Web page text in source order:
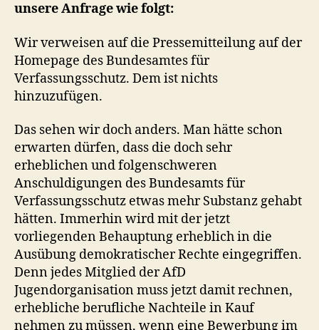
unsere Anfrage wie folgt:
Wir verweisen auf die Pressemitteilung auf der
Homepage des Bundesamtes für
Verfassungsschutz. Dem ist nichts
hinzuzufügen.
Das sehen wir doch anders. Man hätte schon
erwarten dürfen, dass die doch sehr
erheblichen und folgenschweren
Anschuldigungen des Bundesamts für
Verfassungsschutz etwas mehr Substanz gehabt
hätten. Immerhin wird mit der jetzt
vorliegenden Behauptung erheblich in die
Ausübung demokratischer Rechte eingegriffen.
Denn jedes Mitglied der AfD
Jugendorganisation muss jetzt damit rechnen,
erhebliche berufliche Nachteile in Kauf
nehmen zu müssen, wenn eine Bewerbung im